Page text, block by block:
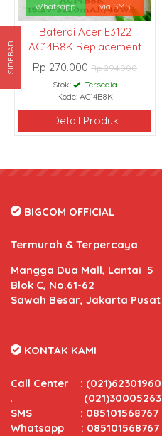
Whatsapp via SMS
Baterai Acer E3122
AC14B8K Replacement
Rp 270.000 Rp 294.000
Stok:
Tersedia
Kode: AC14B8K
Detail Produk
SIDEBAR
BIGCOM OFFICIAL
Termurah & Terpercaya
Mangga Dua Mall, Lantai 5
Blok C, No.61-62
Sawah Besar, Jakarta Pusat
KONTAK KAMI
Call Center : (021)62301960
. (021)30005263
SMS : 085101568767
Whatsapp : 085101568767